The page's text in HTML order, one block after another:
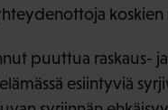
puuttua raskaus-
esiintyviä